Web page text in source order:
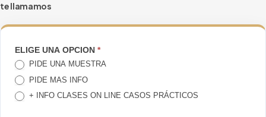
te llamamos
TE
LLAMAMOS
ELIGE UNA OPCION *
PIDE UNA MUESTRA
PIDE MAS INFO
+ INFO CLASES ON LINE CASOS PRÁCTICOS